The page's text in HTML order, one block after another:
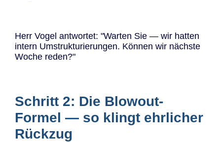
Herr Vogel antwortet: "Warten Sie — wir hatten
intern Umstrukturierungen. Können wir nächste
Woche reden?"
Schritt 2: Die Blowout-
Formel — so klingt ehrlicher
Rückzug